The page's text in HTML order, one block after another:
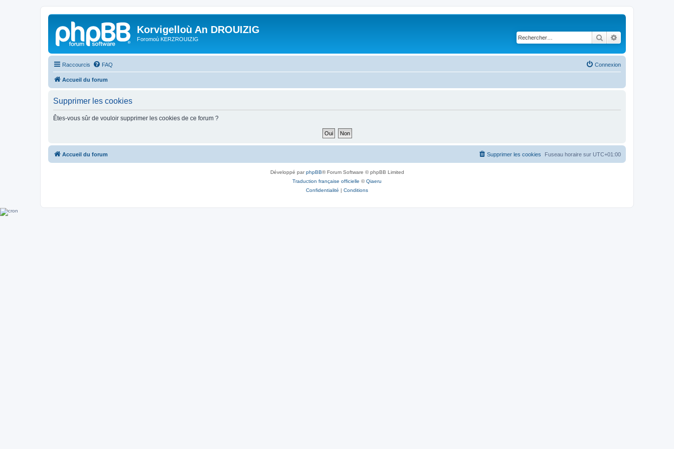
Korvigelloù An DROUIZIG
Foromoù KERZROUIZIG Rechercher
Raccourcis FAQ Connexion
Accueil du forum
Supprimer les cookies
Êtes-vous sûr de vouloir supprimer les cookies de ce forum ?
Accueil du forum Fuseau horaire sur UTC+01:00
Supprimer les cookies
Développé parphpBB® Forum Software © phpBB Limited
Traduction française officielle ©Qiaeru
Confidentialité | Conditions